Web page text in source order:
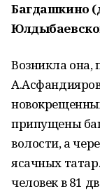
Багдашкино
Возникла она,
припущены
волости, а
ясачных
человек в 81